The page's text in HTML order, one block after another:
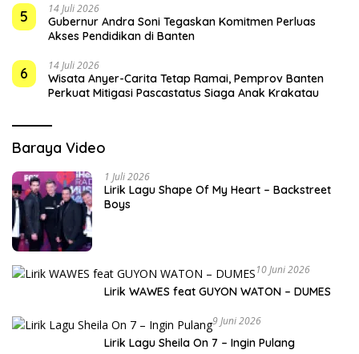
5 14 Juli 2026
Gubernur Andra Soni Tegaskan Komitmen Perluas
Akses Pendidikan di Banten
6 14 Juli 2026
Wisata Anyer-Carita Tetap Ramai, Pemprov Banten
Perkuat Mitigasi Pascastatus Siaga Anak Krakatau
Baraya Video
1 Juli 2026
Lirik Lagu Shape Of My Heart – Backstreet
Boys
10 Juni 2026
Lirik WAWES feat GUYON WATON – DUMES
9 Juni 2026
Lirik Lagu Sheila On 7 – Ingin Pulang